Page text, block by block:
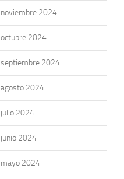
noviembre 2024
octubre 2024
septiembre 2024
agosto 2024
julio 2024
junio 2024
mayo 2024